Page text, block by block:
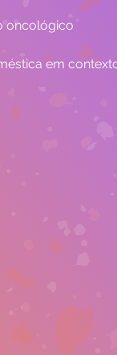
oncológico
em